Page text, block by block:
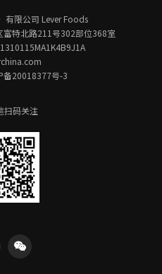
有限公司 Lever Foods
富特北路211号302部位368室
备20018377号-3
扫码关注